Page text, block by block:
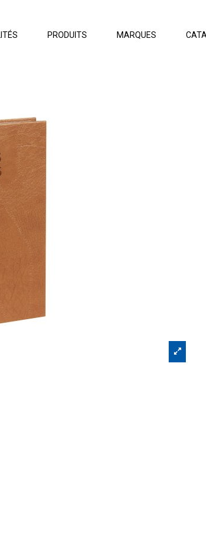
PRODUITS MARQUES